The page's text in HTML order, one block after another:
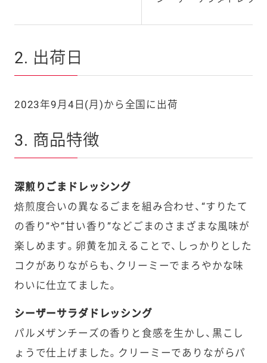
2. 出荷日
2023年9月4日(月)から全国に出荷
3. 商品特徴
深煎りごまドレッシング
焙煎度合いの異なるごまを組み合わせ、“すりたて
の香り”や“甘い香り”などごまのさまざまな風味が
楽しめます。卵黄を加えることで、しっかりとした
コクがありながらも、クリーミーでまろやかな味
わいに仕立てました。
シーザーサラダドレッシング
パルメザンチーズの香りと食感を生かし、黒こし
ょうで仕上げました。クリーミーでありながらパ